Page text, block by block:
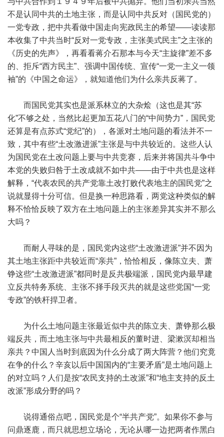
不是认同中共的土地主张，而是认同中共反对（国民党的）
一党专政，把中共看做中国走向宪政民主的希望——读读那
本收集了中共当时“反对一党专政，主张美式民主”之主张的
《历史的先声》，再看看蒋介石那本与今天“主旋律”差不多
的、拒斥“西方民主”、强调中国传统、宣传“一党一主义一领
袖”的《中国之命运》，就知道他们为什么亲共反蒋了。
而国民党其实也是派系林立的大杂烩（这也是其“苏
化”不够之处，当然比起更加五花八门的“中间势力”，国民党
还算是有点苏式“党纪”的），各派对土地问题的看法并不一
致，其中有些“土改激进派”主张是与中共较近的。这些人认
为国民党在土改问题上要与中共竞赛，后来并将国共斗争中
本党的失败归咎于土改成就不如中共——由于中共也是这样
解释，“代表农民的共产党靠土改打败代表地主的国民党”之
说就显得十分可信。但是换一种思路看，两党这种类似的解
释不恰恰反映了双方在土地问题上的主张差异其实并不那么
大吗？
而耐人寻味的是，国民党内这些“土改激进派”并不因为
其土地主张距中共较近而“亲共”，恰恰相反，像陈立夫、萧
铮这些“土改激进派”都同时是反共极端派，国民党内最早建
立反共特务系统、主张不择手段灭共的就是这些党国“一党
专政”的铁杆捍卫者。
为什么土地问题主张最近似中共的陈立夫、萧铮那么极
端反共，而土地主张与中共最相反的董时进、梁漱溟却相当
亲共？中国人当时到底因为什么分成了两大阵营？他们究竟
在争的什么？辛亥以后中国国内的“主要矛盾”是土地问题上
的对立吗？人们是按“农民支持的土改派”和“地主支持的反土
改派”形成分野的吗？
说得通俗点吧，国民党是个“半共产党”。如果你不参与
问鼎逐鹿，而只就思想立场论，无论从哪一边把两者作黑白